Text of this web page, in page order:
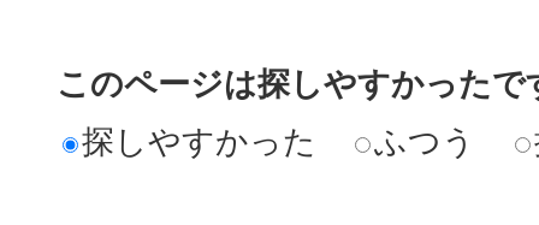
このページは探しやすかったで
探しやすかった
ふつう